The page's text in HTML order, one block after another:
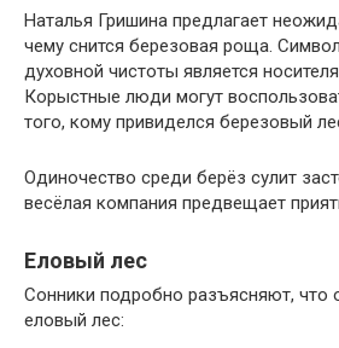
Наталья Гришина предлагает
чему снится березовая роща.
духовной чистоты является
Корыстные люди могут
того, кому привиделся березовый
Одиночество среди берёз сулит
весёлая компания предвещает
Еловый лес
Сонники подробно разъясняют, что
еловый лес: